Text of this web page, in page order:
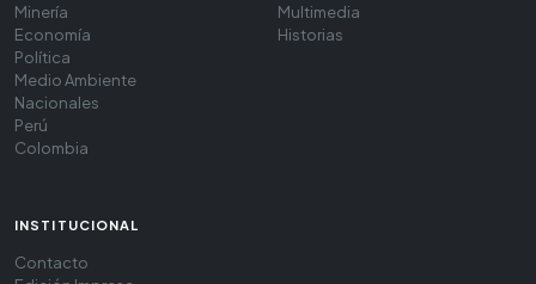
Minería
Economía
Política
Medio Ambiente
Nacionales
Perú
Colombia
Multimedia
Historias
INSTITUCIONAL
Contacto